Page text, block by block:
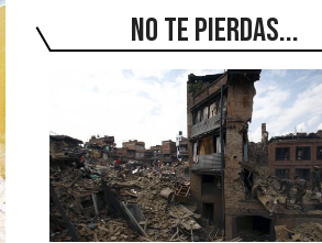
No te pierdas...